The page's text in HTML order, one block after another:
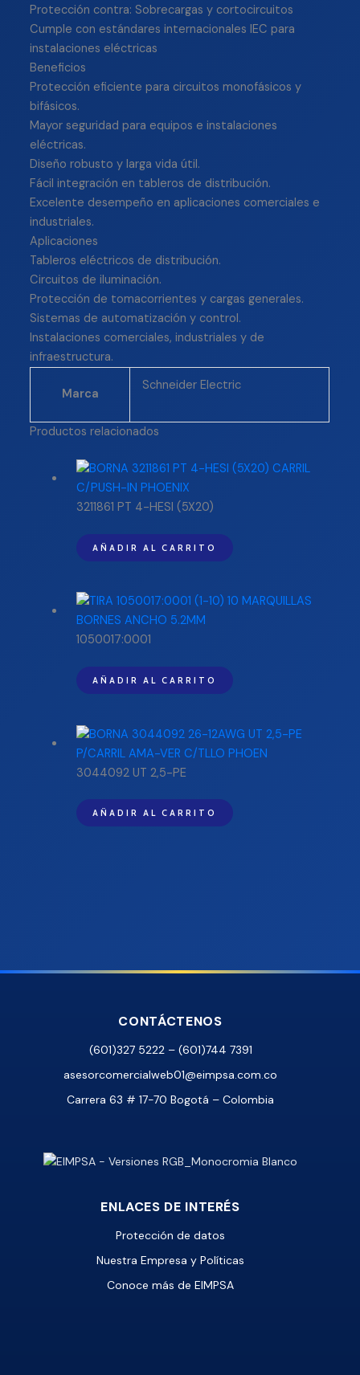
Protección contra: Sobrecargas y cortocircuitos
Cumple con estándares internacionales IEC para
instalaciones eléctricas
Beneficios
Protección eficiente para circuitos monofásicos y
bifásicos.
Mayor seguridad para equipos e instalaciones
eléctricas.
Diseño robusto y larga vida útil.
Fácil integración en tableros de distribución.
Excelente desempeño en aplicaciones comerciales e
industriales.
Aplicaciones
Tableros eléctricos de distribución.
Circuitos de iluminación.
Protección de tomacorrientes y cargas generales.
Sistemas de automatización y control.
Instalaciones comerciales, industriales y de
infraestructura.
Marca
Schneider Electric
Productos relacionados
3211861 PT 4-HESI (5X20)
AÑADIR AL CARRITO
1050017:0001
AÑADIR AL CARRITO
3044092 UT 2,5-PE
AÑADIR AL CARRITO
CONTÁCTENOS
(601)327 5222 – (601)744 7391
asesorcomercialweb01@eimpsa.com.co
Carrera 63 # 17-70 Bogotá – Colombia
ENLACES DE INTERÉS
Protección de datos
Nuestra Empresa y Políticas
Conoce más de EIMPSA